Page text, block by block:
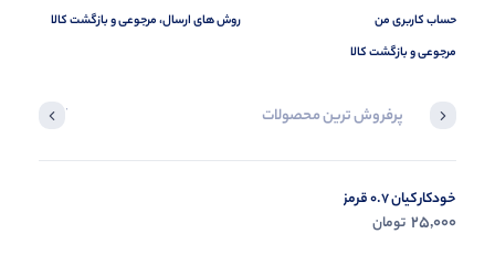
حساب کاربری من
مرجوعی و بازگشت کالا
روش های ارسال، مرجوعی و بازگشت کالا
پرفروش ترین محصولات آخرین
خودکار کیان 0.7 قرمز
25,000 تومان